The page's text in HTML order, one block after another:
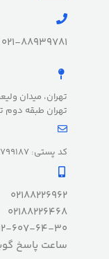
021-88939781
تهران، میدان
تهران طبقه دوم
کد پستی: 1416799187
02188226962
02188226468
0912-607-64-30( تماس
ساعت پاسخ گویی: 10 الی 20 شنبه الی